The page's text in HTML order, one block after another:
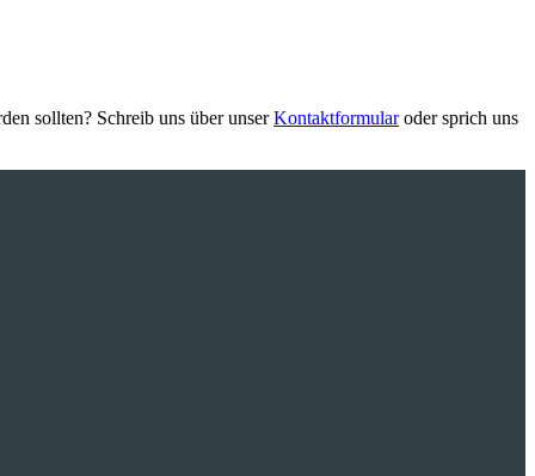
sollten? Schreib uns über unserKontaktformularoder sprich uns